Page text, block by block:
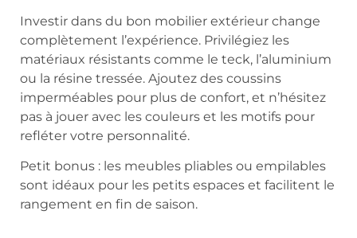
Investir dans du bon mobilier extérieur change
complètement l’expérience. Privilégiez les
matériaux résistants comme le teck, l’aluminium
ou la résine tressée. Ajoutez des coussins
imperméables pour plus de confort, et n’hésitez
pas à jouer avec les couleurs et les motifs pour
refléter votre personnalité.
Petit bonus : les meubles pliables ou empilables
sont idéaux pour les petits espaces et facilitent le
rangement en fin de saison.